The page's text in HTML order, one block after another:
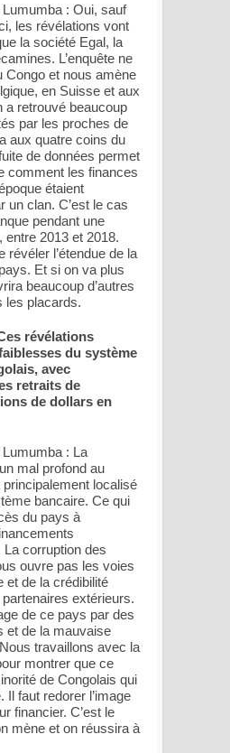
: Oui, sauf
les révélations vont
la société Egal, la
L’enquête ne
Congo et nous amène
en Suisse et aux
a retrouvé beaucoup
par les proches de
aux quatre coins du
de données permet
comment les finances
étaient
un clan. C’est le cas
pendant une
entre 2013 et 2018.
révéler l’étendue de la
Et si on va plus
beaucoup d’autres
les placards.
révélations
du système
avec
retraits de
de dollars en
: La
mal profond au
localisé
bancaire. Ce qui
du pays à
La corruption des
ouvre pas les voies
et de la crédibilité
extérieurs.
de ce pays par des
et de la mauvaise
travaillons avec la
montrer que ce
de Congolais qui
Il faut redorer l’image
financier. C’est le
mène et on réussira à